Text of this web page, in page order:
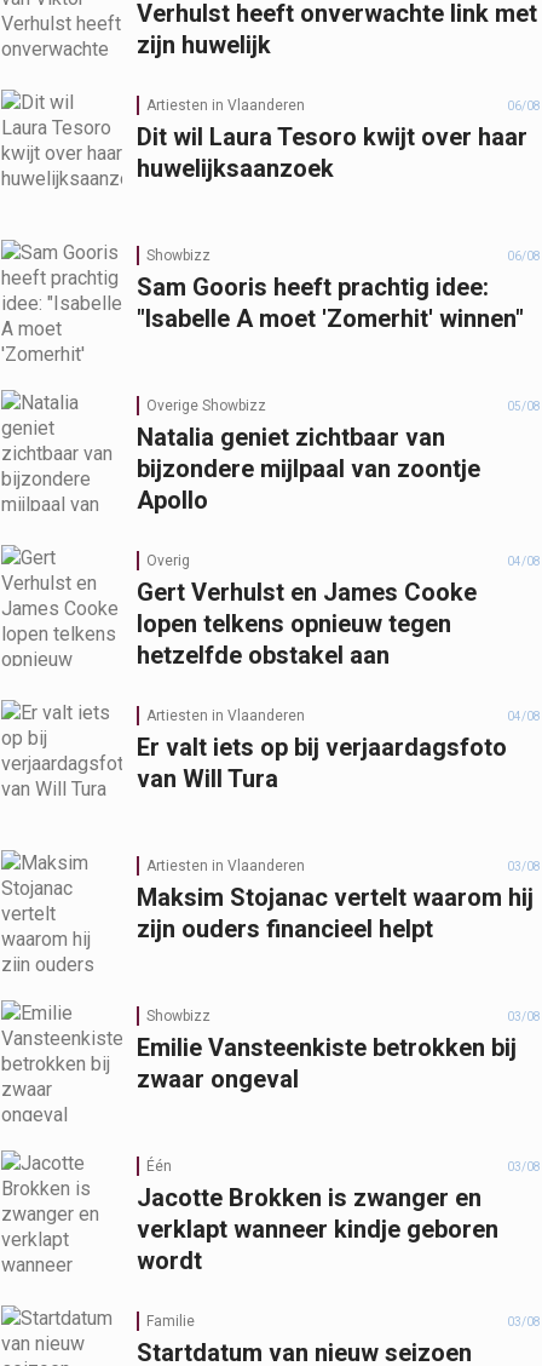
Verhulst heeft onverwachte link met
zijn huwelijk
Artiesten in Vlaanderen 06/08
Dit wil Laura Tesoro kwijt over haar
huwelijksaanzoek
Showbizz 06/08
Sam Gooris heeft prachtig idee:
"Isabelle A moet 'Zomerhit' winnen"
Overige Showbizz 05/08
Natalia geniet zichtbaar van
bijzondere mijlpaal van zoontje
Apollo
Overig 04/08
Gert Verhulst en James Cooke
lopen telkens opnieuw tegen
hetzelfde obstakel aan
Artiesten in Vlaanderen 04/08
Er valt iets op bij verjaardagsfoto
van Will Tura
Artiesten in Vlaanderen 03/08
Maksim Stojanac vertelt waarom hij
zijn ouders financieel helpt
Showbizz 03/08
Emilie Vansteenkiste betrokken bij
zwaar ongeval
Één 03/08
Jacotte Brokken is zwanger en
verklapt wanneer kindje geboren
wordt
Familie 03/08
Startdatum van nieuw seizoen